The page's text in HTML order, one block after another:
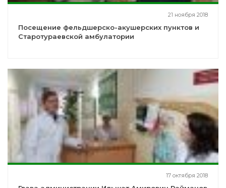
21 ноября 2018
Посещение фельдшерско-акушерских пунктов и
Старотураевской амбулатории
17 октября 2018